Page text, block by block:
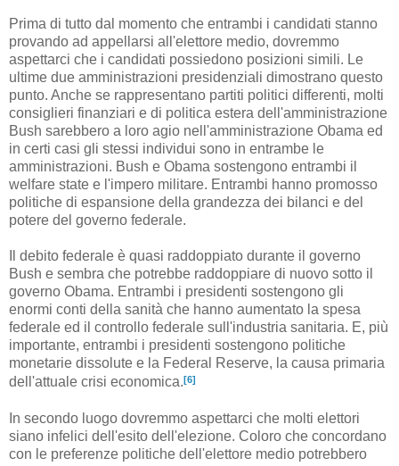
Prima di tutto dal momento che entrambi i candidati stanno
provando ad appellarsi all'elettore medio, dovremmo
aspettarci che i candidati possiedono posizioni simili. Le
ultime due amministrazioni presidenziali dimostrano questo
punto. Anche se rappresentano partiti politici differenti, molti
consiglieri finanziari e di politica estera dell'amministrazione
Bush sarebbero a loro agio nell'amministrazione Obama ed
in certi casi gli stessi individui sono in entrambe le
amministrazioni. Bush e Obama sostengono entrambi il
welfare state e l'impero militare. Entrambi hanno promosso
politiche di espansione della grandezza dei bilanci e del
potere del governo federale.
Il debito federale è quasi raddoppiato durante il governo
Bush e sembra che potrebbe raddoppiare di nuovo sotto il
governo Obama. Entrambi i presidenti sostengono gli
enormi conti della sanità che hanno aumentato la spesa
federale ed il controllo federale sull'industria sanitaria. E, più
importante, entrambi i presidenti sostengono politiche
monetarie dissolute e la Federal Reserve, la causa primaria
dell'attuale crisi economica.[6]
In secondo luogo dovremmo aspettarci che molti elettori
siano infelici dell'esito dell'elezione. Coloro che concordano
con le preferenze politiche dell'elettore medio potrebbero